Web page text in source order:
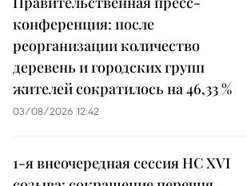
конференция: после
реорганизации количество
деревень и городских групп
жителей сократилось на 46,33 %
03/08/2026 12:42
1-я внеочередная сессия НС XVI